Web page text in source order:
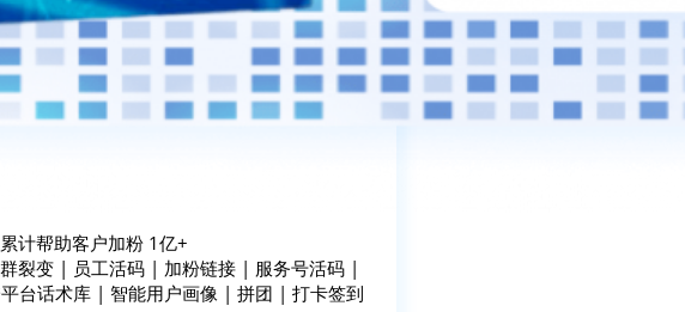
计帮助客户加粉 1亿+
裂变 | 员工活码 | 加粉链接 | 服务号活码 |
台话术库 | 智能用户画像 | 拼团 | 打卡签到